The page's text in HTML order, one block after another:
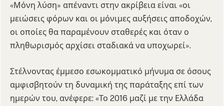
«Μόνη λύση» απέναντι στην ακρίβεια είναι «οι
μειώσεις φόρων και οι μόνιμες αυξήσεις αποδοχών,
οι οποίες θα παραμένουν σταθερές και όταν ο
πληθωρισμός αρχίσει σταδιακά να υποχωρεί».
Στέλνοντας έμμεσο εσωκομματικό μήνυμα σε όσους
αμφισβητούν τη δυναμική της παράταξης επί των
ημερών του, ανέφερε: «Το 2016 μαζί με την Ελλάδα